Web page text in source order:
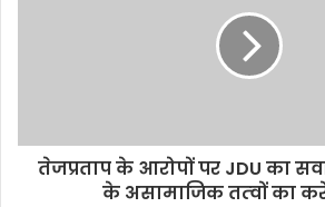
तेजप्रताप के आरोपों पर JDU का
के असामाजिक तत्‍वों का